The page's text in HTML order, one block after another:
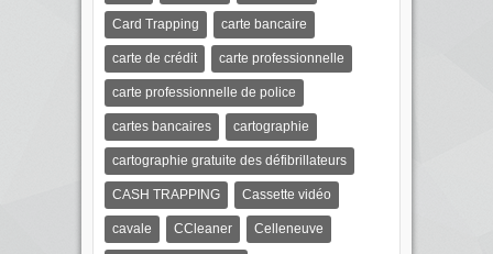
Card Trapping carte bancaire
carte de crédit carte professionnelle
carte professionnelle de police
cartes bancaires cartographie
cartographie gratuite des défibrillateurs
CASH TRAPPING Cassette vidéo
cavale CCleaner Celleneuve